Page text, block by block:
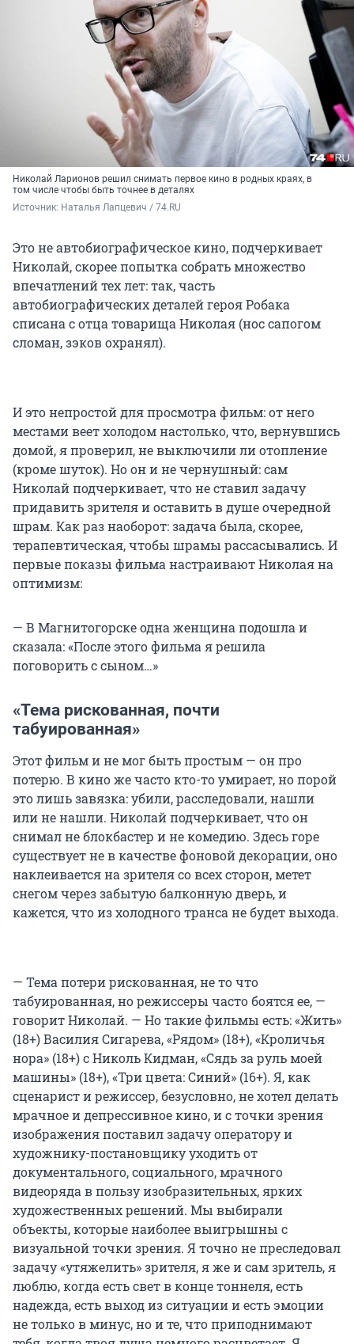
Николай Ларионов решил снимать первое кино в родных краях, в
том числе чтобы быть точнее в деталях
Источник: Наталья Лапцевич / 74.RU
Это не автобиографическое кино, подчеркивает
Николай, скорее попытка собрать множество
впечатлений тех лет: так, часть
автобиографических деталей героя Робака
списана с отца товарища Николая (нос сапогом
сломан, зэков охранял).
И это непростой для просмотра фильм: от него
местами веет холодом настолько, что, вернувшись
домой, я проверил, не выключили ли отопление
(кроме шуток). Но он и не чернушный: сам
Николай подчеркивает, что не ставил задачу
придавить зрителя и оставить в душе очередной
шрам. Как раз наоборот: задача была, скорее,
терапевтическая, чтобы шрамы рассасывались. И
первые показы фильма настраивают Николая на
оптимизм:
— В Магнитогорске одна женщина подошла и
сказала: «После этого фильма я решила
поговорить с сыном…»
«Тема рискованная, почти
табуированная»
Этот фильм и не мог быть простым — он про
потерю. В кино же часто кто-то умирает, но порой
это лишь завязка: убили, расследовали, нашли
или не нашли. Николай подчеркивает, что он
снимал не блокбастер и не комедию. Здесь горе
существует не в качестве фоновой декорации, оно
наклеивается на зрителя со всех сторон, метет
снегом через забытую балконную дверь, и
кажется, что из холодного транса не будет выхода.
— Тема потери рискованная, не то что
табуированная, но режиссеры часто боятся ее, —
говорит Николай. — Но такие фильмы есть: «Жить»
(18+) Василия Сигарева, «Рядом» (18+), «Кроличья
нора» (18+) с Николь Кидман, «Сядь за руль моей
машины» (18+), «Три цвета: Синий» (16+). Я, как
сценарист и режиссер, безусловно, не хотел делать
мрачное и депрессивное кино, и с точки зрения
изображения поставил задачу оператору и
художнику-постановщику уходить от
документального, социального, мрачного
видеоряда в пользу изобразительных, ярких
художественных решений. Мы выбирали
объекты, которые наиболее выигрышны с
визуальной точки зрения. Я точно не преследовал
задачу «утяжелить» зрителя, я же и сам зритель, я
люблю, когда есть свет в конце тоннеля, есть
надежда, есть выход из ситуации и есть эмоции
не только в минус, но и те, что приподнимают